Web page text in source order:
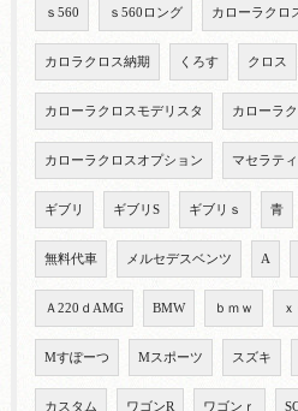
ｓ560 ｓ560ロング カローラクロ
カロラクロス納期 くろす クロス
カローラクロスモデリスタ カローラ
カローラクロスオプション マセラティ
ギブリ ギブリS ギブリｓ 青
無料代車 メルセデスベンツ A
Ａ220ｄAMG BMW ｂｍｗ ｘ
Mすぽーつ Mスポーツ スズキ
カスタム ワゴンR ワゴンｒ